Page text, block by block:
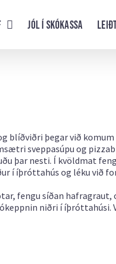
Jól í skókassa
blíðviðri þegar við
sveppasúpu og
þar nesti. Í kvöldmat
í íþróttahús og léku við
fengu síðan hafragraut,
niðri í íþróttahúsi.